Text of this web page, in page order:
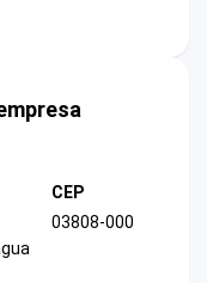
CEP
03808-000